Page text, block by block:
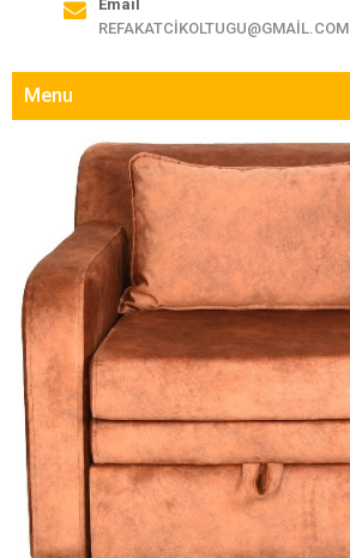
Email
REFAKATCIKOLTUGU@GMAIL.COM
Menu